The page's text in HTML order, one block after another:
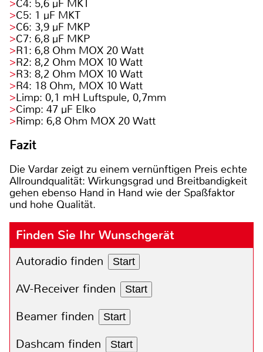
C4: 5,6 µF MKT
C5: 1 µF MKT
C6: 3,9 µF MKP
C7: 6,8 µF MKP
R1: 6,8 Ohm MOX 20 Watt
R2: 8,2 Ohm MOX 10 Watt
R3: 8,2 Ohm MOX 10 Watt
R4: 18 Ohm, MOX 10 Watt
Limp: 0,1 mH Luftspule, 0,7mm
Cimp: 47 µF Elko
Rimp: 6,8 Ohm MOX 20 Watt
Fazit
Die Vardar zeigt zu einem vernünftigen Preis echte
Allroundqualität: Wirkungsgrad und Breitbandigkeit
gehen ebenso Hand in Hand wie der Spaßfaktor
und hohe Qualität.
Finden Sie Ihr Wunschgerät
Autoradio finden Start
AV-Receiver finden Start
Beamer finden Start
Dashcam finden Start